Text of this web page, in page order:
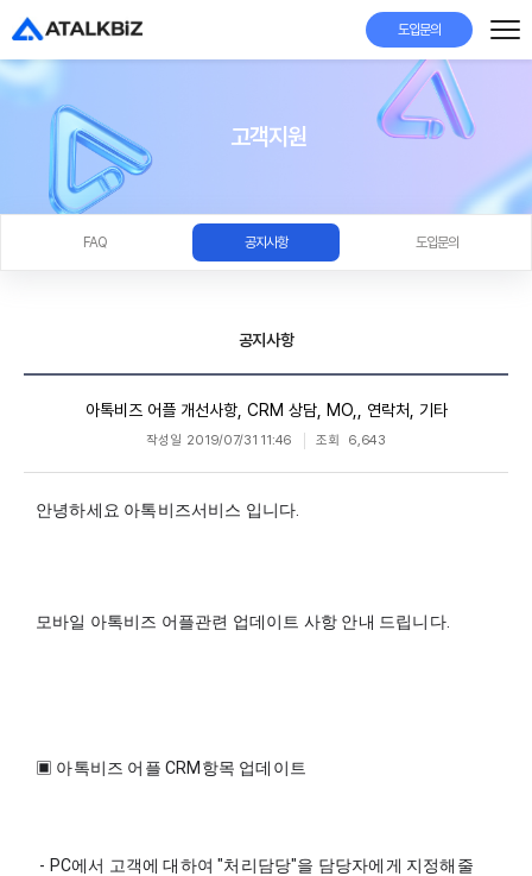
도입문의
고객지원
FAQ 공지사항 도입문의
공지사항
아톡비즈 어플 개선사항, CRM 상담, MO,, 연락처, 기타
작성일 2019/07/31 11:46 조회 6,643
안녕하세요 아톡비즈서비스 입니다.
모바일 아톡비즈 어플관련 업데이트 사항 안내 드립니다.
▣ 아톡비즈 어플 CRM항목 업데이트